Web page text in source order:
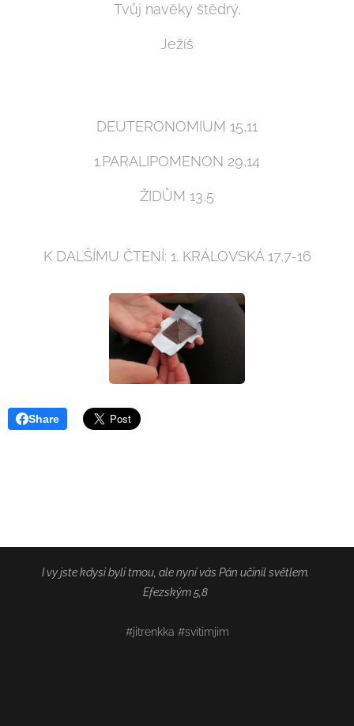
Tvůj navěky štědrý,
Ježíš
DEUTERONOMIUM 15,11
1.PARALIPOMENON 29,14
ŽIDŮM 13,5
K DALŠÍMU ČTENÍ: 1. KRÁLOVSKÁ 17,7-16
Share
I vy jste kdysi byli tmou, ale nyní vás Pán učinil světlem.
Efezským 5,8
#jitrenkka #svitimjim